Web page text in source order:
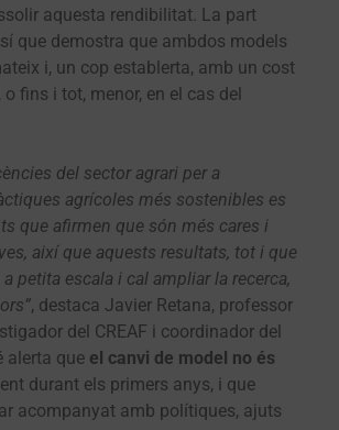
aquesta rendibilitat. La part
que demostra que ambdos models
i, un cop establerta, amb un cost
fins i tot, menor, en el cas del
del sector agrari per a
agrícoles més sostenibles es
que afirmen que són més cares i
així que aquests resultats, tot i que
petita escala i cal ampliar la recerca,
, destaca Javier Retana, professor
del CREAF i coordinador del
alerta que el canvi de model no és
durant els primers anys, i que
acompanyat amb polítiques, ajuts